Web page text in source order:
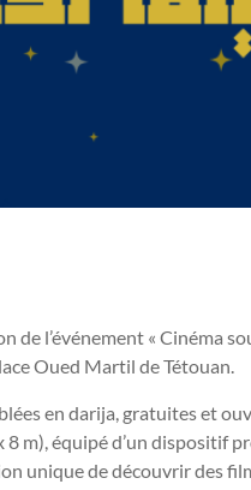
l’événement « Cinéma
Oued Martil de Tétouan.
en darija, gratuites et
m), équipé d’un dispositif
unique de découvrir des